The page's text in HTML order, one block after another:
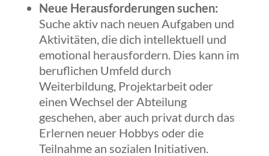
Neue Herausforderungen suchen:
Suche aktiv nach neuen Aufgaben und
Aktivitäten, die dich intellektuell und
emotional herausfordern. Dies kann im
beruflichen Umfeld durch
Weiterbildung, Projektarbeit oder
einen Wechsel der Abteilung
geschehen, aber auch privat durch das
Erlernen neuer Hobbys oder die
Teilnahme an sozialen Initiativen.